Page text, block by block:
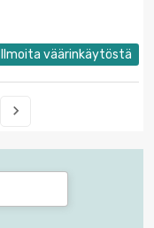
Ilmoita väärinkäytöstä
